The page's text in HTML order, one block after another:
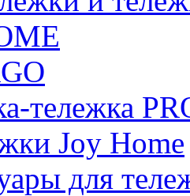
тележка
Joy Home
для